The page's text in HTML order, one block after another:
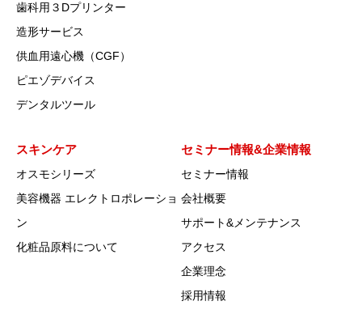
歯科用３Dプリンター
造形サービス
供血用遠心機（CGF）
ピエゾデバイス
デンタルツール
スキンケア
オスモシリーズ
美容機器 エレクトロポレーショ
ン
化粧品原料について
セミナー情報&企業情報
セミナー情報
会社概要
サポート&メンテナンス
アクセス
企業理念
採用情報